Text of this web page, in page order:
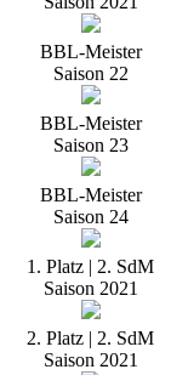
BBL-Meister
Saison 22
BBL-Meister
Saison 23
BBL-Meister
Saison 24
1. Platz | 2. SdM
Saison 2021
2. Platz | 2. SdM
Saison 2021